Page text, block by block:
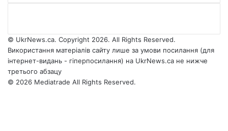
© UkrNews.ca. Copyright 2026. All Rights Reserved.
Використання матеріалів сайту лише за умови посилання (для
інтернет-видань - гіперпосилання) на UkrNews.ca не нижче
третього абзацу
© 2026 Mediatrade All Rights Reserved.